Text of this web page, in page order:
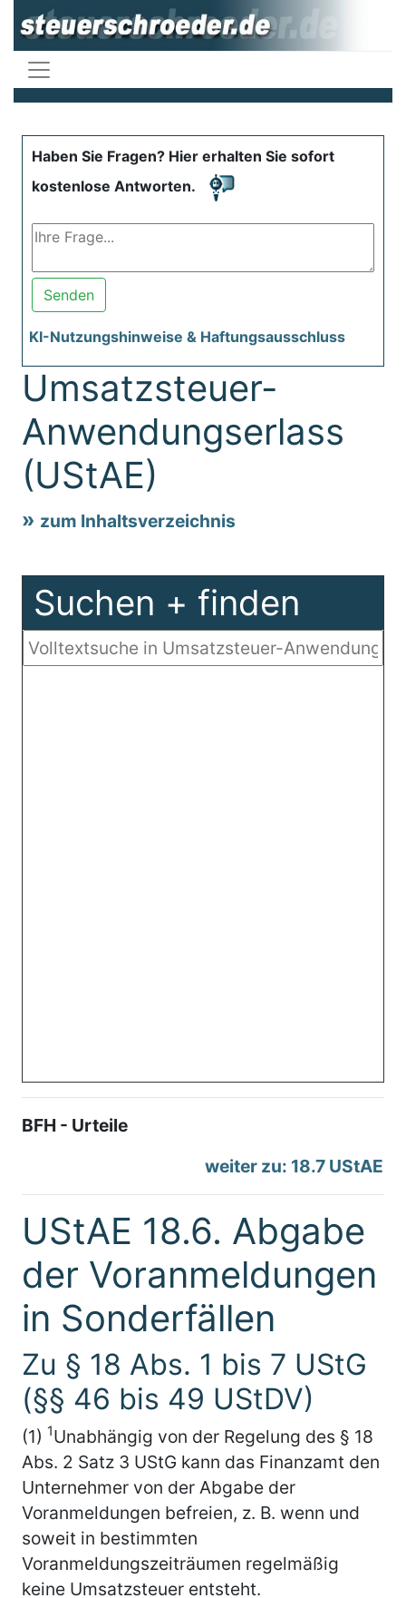
Haben Sie Fragen? Hier erhalten Sie sofort
kostenlose Antworten.
Senden
KI-Nutzungshinweise & Haftungsausschluss
Umsatzsteuer-
Anwendungserlass
(UStAE)
zum Inhaltsverzeichnis
Suchen + finden
BFH - Urteile
weiter zu: 18.7 UStAE
UStAE 18.6. Abgabe
der Voranmeldungen
in Sonderfällen
Zu § 18 Abs. 1 bis 7 UStG
(§§ 46 bis 49 UStDV)
(1) 1Unabhängig von der Regelung des § 18
Abs. 2 Satz 3 UStG kann das Finanzamt den
Unternehmer von der Abgabe der
Voranmeldungen befreien, z. B. wenn und
soweit in bestimmten
Voranmeldungszeiträumen regelmäßig
keine Umsatzsteuer entsteht.